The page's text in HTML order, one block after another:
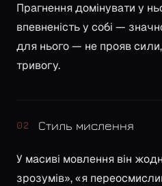
Прагнення домінувати у
впевненість у собі —
для нього — не прояв
тривогу.
02 Стиль мислення
У масиві мовлення він
зрозумів», «я